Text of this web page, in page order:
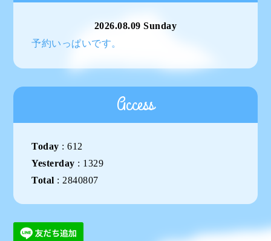
2026.08.09 Sunday
予約いっぱいです。
Access
Today :612
Yesterday : 1329
Total : 2840807